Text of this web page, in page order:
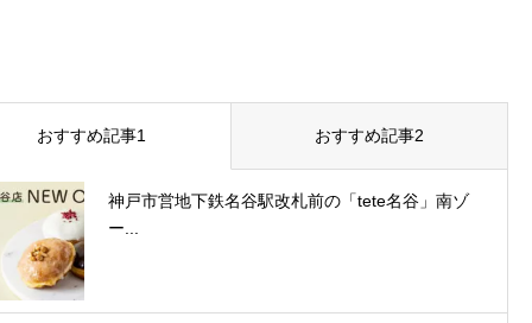
おすすめ記事1 おすすめ記事2
神戸市営地下鉄名谷駅改札前の「tete名谷」南ゾ
ー...